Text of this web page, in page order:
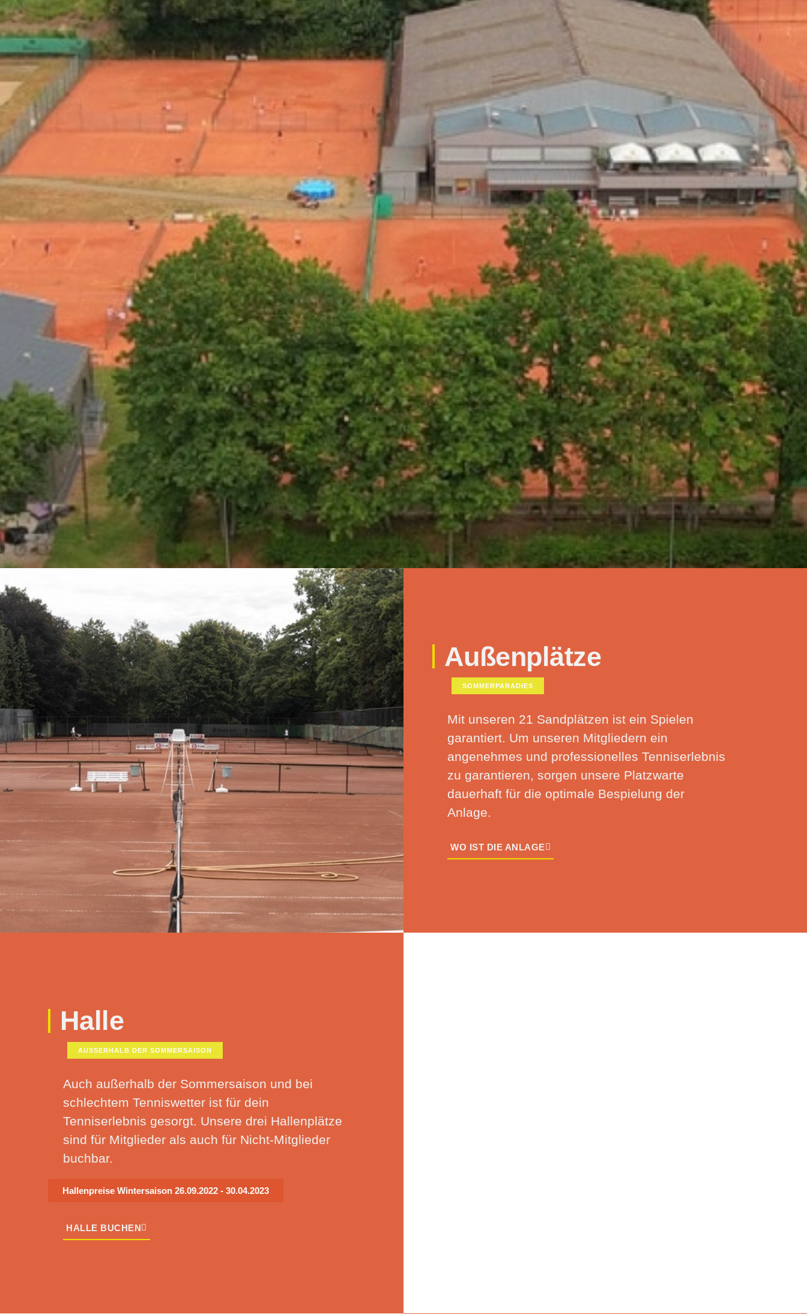
Außenplätze
SOMMERPARADIES
Mit unseren 21 Sandplätzen ist ein Spielen
garantiert. Um unseren Mitgliedern ein
angenehmes und professionelles Tenniserlebnis
zu garantieren, sorgen unsere Platzwarte
dauerhaft für die optimale Bespielung der
Anlage.
WO IST DIE ANLAGE
Halle
AUSSERHALB DER SOMMERSAISON
Auch außerhalb der Sommersaison und bei
schlechtem Tenniswetter ist für dein
Tenniserlebnis gesorgt. Unsere drei Hallenplätze
sind für Mitglieder als auch für Nicht-Mitglieder
buchbar.
Hallenpreise Wintersaison 26.09.2022 - 30.04.2023
HALLE BUCHEN